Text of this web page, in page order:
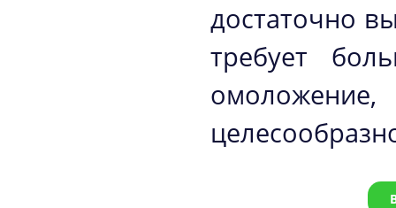
достаточно
требует